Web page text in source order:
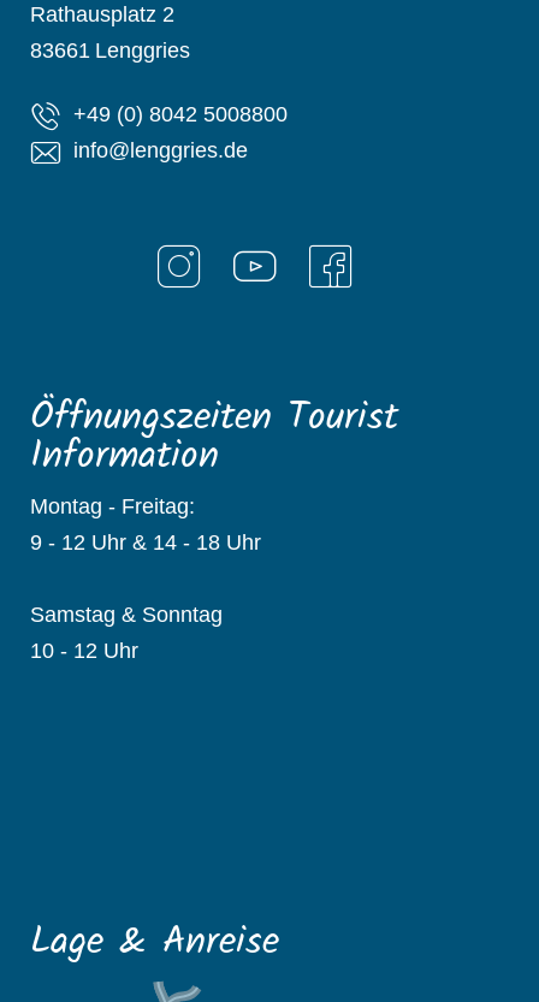
Rathausplatz 2
83661 Lenggries
+49 (0) 8042 5008800
info@lenggries.de
Öffnungszeiten Tourist
Information
Montag - Freitag:
9 - 12 Uhr & 14 - 18 Uhr
Samstag & Sonntag
10 - 12 Uhr
Lage & Anreise